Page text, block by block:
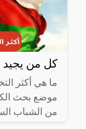
كل من يجيد
ما هي أكثر
موضع بحث
من الشباب